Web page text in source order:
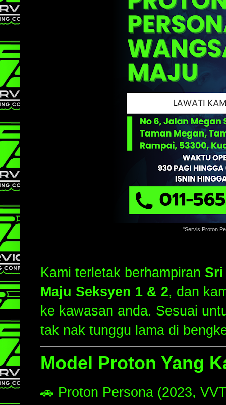
"Servis Proton
Kami terletak berhampiran
Maju Seksyen 1 & 2, dan
ke kawasan anda. Sesuai
tak nak tunggu lama di
Model Proton Yang
🚗 Proton Persona (2023,